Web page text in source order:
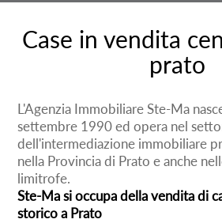
Case in vendita
prato
L'Agenzia Immobiliare Ste-Ma
settembre 1990 ed opera nel
dell'intermediazione immobiliare
nella Provincia di Prato e anche
limitrofe.
Ste-Ma si occupa della vendita di
storico a Prato